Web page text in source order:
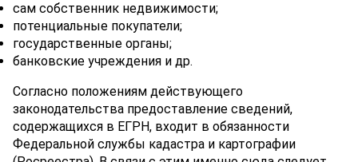
сам собственник недвижимости;
потенциальные покупатели;
государственные органы;
банковские учреждения и др.
Согласно положениям действующего
законодательства предоставление сведений,
содержащихся в ЕГРН, входит в обязанности
Федеральной службы кадастра и картографии